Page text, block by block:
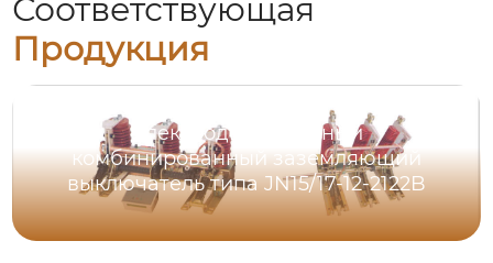
Соответствующая
Продукция
Электродвигательный
комбинированный заземляющий
выключатель типа JN15/17-12-2122B